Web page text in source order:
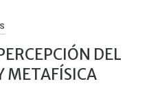
DEL
METAFÍSICA